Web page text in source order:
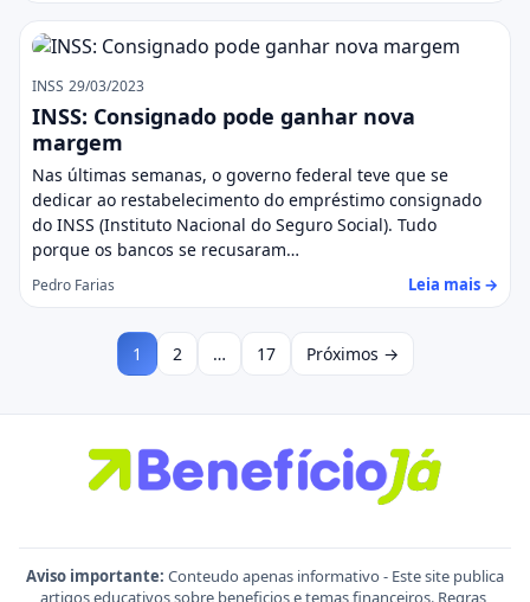
INSS 29/03/2023
INSS: Consignado pode ganhar nova
margem
Nas últimas semanas, o governo federal teve que se
dedicar ao restabelecimento do empréstimo consignado
do INSS (Instituto Nacional do Seguro Social). Tudo
porque os bancos se recusaram…
Pedro Farias Leia mais →
1 2 … 17 Próximos →
Aviso importante: Conteudo apenas informativo - Este site publica
artigos educativos sobre beneficios e temas financeiros. Regras,